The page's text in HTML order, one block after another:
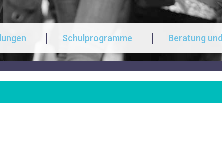
Schulprogramme Beratung